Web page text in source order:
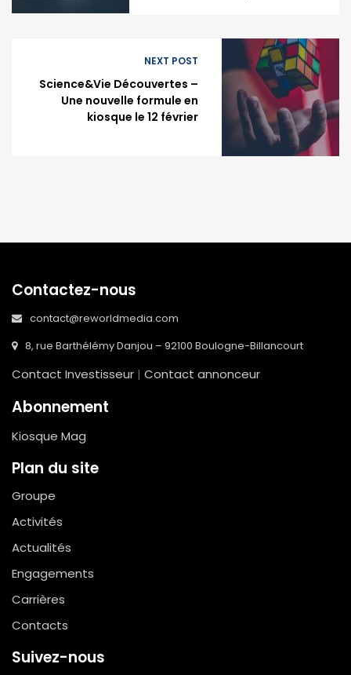
NEXT POST
Science&Vie Découvertes –
Une nouvelle formule en
kiosque le 12 février
Contactez-nous
contact@reworldmedia.com
8, rue Barthélémy Danjou – 92100 Boulogne-Billancourt
Contact Investisseur | Contact annonceur
Abonnement
Kiosque Mag
Plan du site
Groupe
Activités
Actualités
Engagements
Carrières
Contacts
Suivez-nous